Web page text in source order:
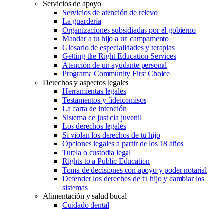
Servicios de apoyo
Servicios de atención de relevo
La guardería
Organizaciones subsidiadas por el gobierno
Mandar a tu hijo a un campamento
Glosario de especialidades y terapias
Getting the Right Education Services
Atención de un ayudante personal
Programa Community First Choice
Derechos y aspectos legales
Herramientas legales
Testamentos y fideicomisos
La carta de intención
Sistema de justicia juvenil
Los derechos legales
Si violan los derechos de tu hijo
Opciones legales a partir de los 18 años
Tutela o custodia legal
Rights to a Public Education
Toma de decisiones con apoyo y poder notarial
Defender los derechos de tu hijo y cambiar los
sistemas
Alimentación y salud bucal
Cuidado dental